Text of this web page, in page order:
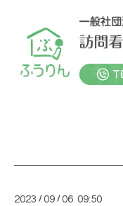
2023 /09 /06 09:50